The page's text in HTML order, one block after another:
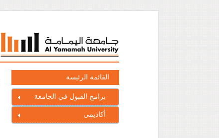
القائمة الرئيسة
برامج القبول في الجامعة
أكاديمي